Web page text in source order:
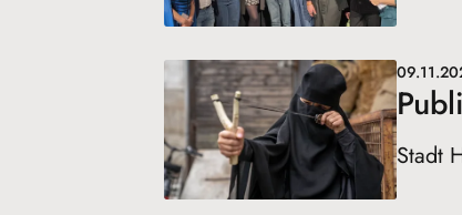
Stadt